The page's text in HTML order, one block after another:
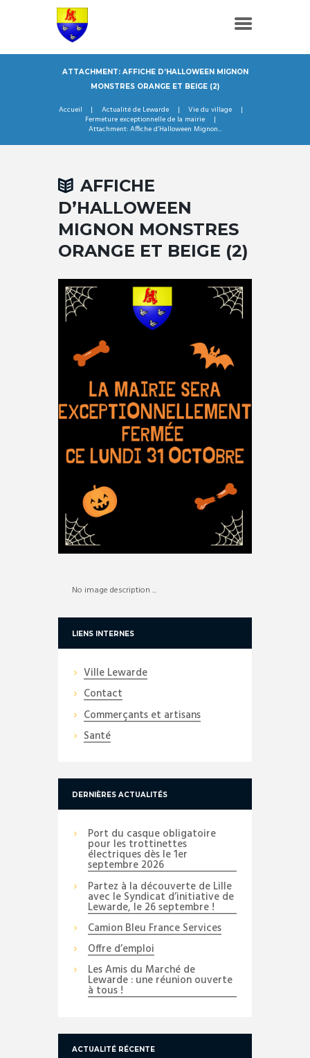
ATTACHMENT: AFFICHE D’HALLOWEEN MIGNON
MONSTRES ORANGE ET BEIGE (2)
Accueil Actualité de Lewarde
Vie du village
Fermeture exceptionnelle de la mairie
Attachment: Affiche d’Halloween Mignon...
AFFICHE
D’HALLOWEEN
MIGNON MONSTRES
ORANGE ET BEIGE (2)
No image description ...
LIENS INTERNES
Ville Lewarde
Contact
Commerçants et artisans
Santé
DERNIÈRES ACTUALITÉS
Port du casque obligatoire
pour les trottinettes
électriques dès le 1er
septembre 2026
Partez à la découverte de Lille
avec le Syndicat d’initiative de
Lewarde, le 26 septembre !
Camion Bleu France Services
Offre d’emploi
Les Amis du Marché de
Lewarde : une réunion ouverte
à tous !
ACTUALITÉ RÉCENTE